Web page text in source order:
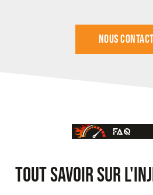
nous
FAQ
TOUT SAVOIR SUR